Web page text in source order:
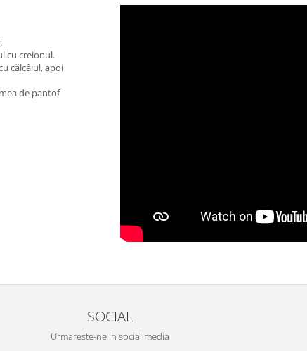
cu creionul.
călcâiul, apoi
de pantof
SOCIAL
Urmareste-ne in social media